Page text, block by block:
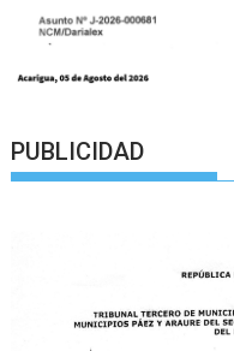
PUBLICIDAD